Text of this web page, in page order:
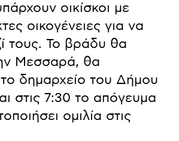
οικίσκοι με
οικογένειες για να
τους. Το βράδυ θα
Μεσσαρά, θα
το δημαρχείο του Δήμου
στις 7:30 το απόγευμα
ομιλία στις